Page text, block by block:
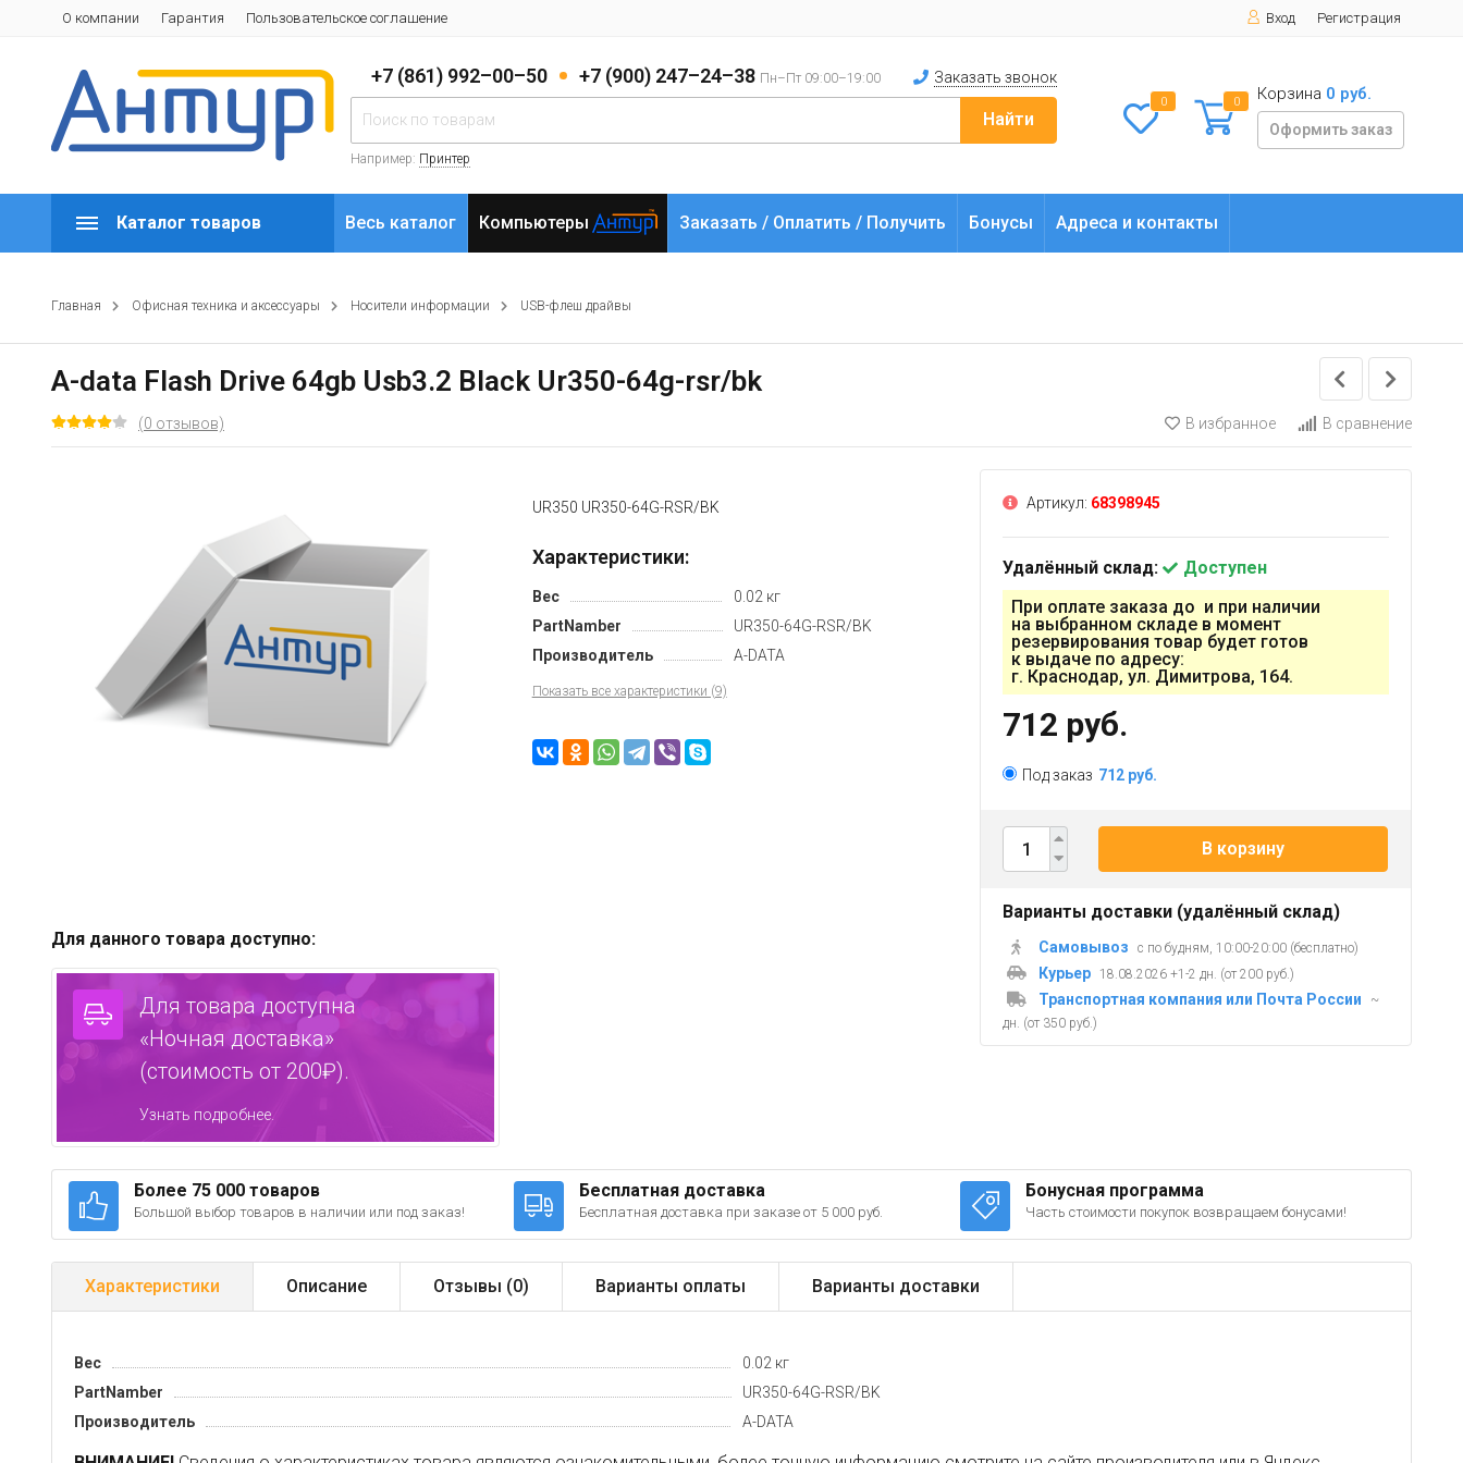
О компании Гарантия Пользовательское соглашение Вход Регистрация
+7 (861) 992–00–50 +7 (900) 247–24–38 Пн–Пт 09:00–19:00 Заказать звонок
Найти
Например: Принтер
0 0 Корзина 0 руб.
Оформить заказ
Каталог товаров Весь каталог Компьютеры Заказать / Оплатить / Получить Бонусы Адреса и контакты
Главная Офисная техника и аксессуары Носители информации USB-флеш драйвы
A-data Flash Drive 64gb Usb3.2 Black Ur350-64g-rsr/bk
(0 отзывов) В избранное В сравнение
UR350 UR350-64G-RSR/BK
Характеристики:
Вес
0.02 кг
PartNamber
UR350-64G-RSR/BK
Производитель
A-DATA
Показать все характеристики (9)
Для данного товара доступно:
Для товара доступна
«Ночная доставка»
(стоимость от 200₽).
Узнать подробнее.
Артикул: 68398945
Удалённый склад:
Доступен
При оплате заказа до и при наличии
на выбранном складе в момент
резервирования товар будет готов
к выдаче по адресу:
г. Краснодар, ул. Димитрова, 164.
712 руб.
Под заказ 712 руб.
В корзину
Варианты доставки (удалённый склад)
Самовывоз с по будням, 10:00-20:00 (бесплатно)
Курьер 18.08.2026 +1-2 дн. (от 200 руб.)
Транспортная компания или Почта России
~
дн. (от 350 руб.)
Более 75 000 товаров
Большой выбор товаров в наличии или под заказ!
Бесплатная доставка
Бесплатная доставка при заказе от 5 000 руб.
Бонусная программа
Часть стоимости покупок возвращаем бонусами!
Характеристики Описание Отзывы (0) Варианты оплаты Варианты доставки
Вес
0.02 кг
PartNamber
UR350-64G-RSR/BK
Производитель
A-DATA